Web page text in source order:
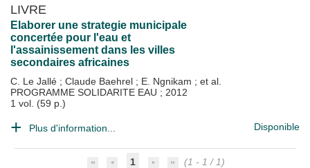
LIVRE
Elaborer une strategie municipale
concertée pour l'eau et
l'assainissement dans les villes
secondaires africaines
C. Le Jallé ; Claude Baehrel ; E. Ngnikam ; et al.
PROGRAMME SOLIDARITE EAU ; 2012
1 vol. (59 p.)
Plus d'information... Disponible
1
(1 - 1 / 1)